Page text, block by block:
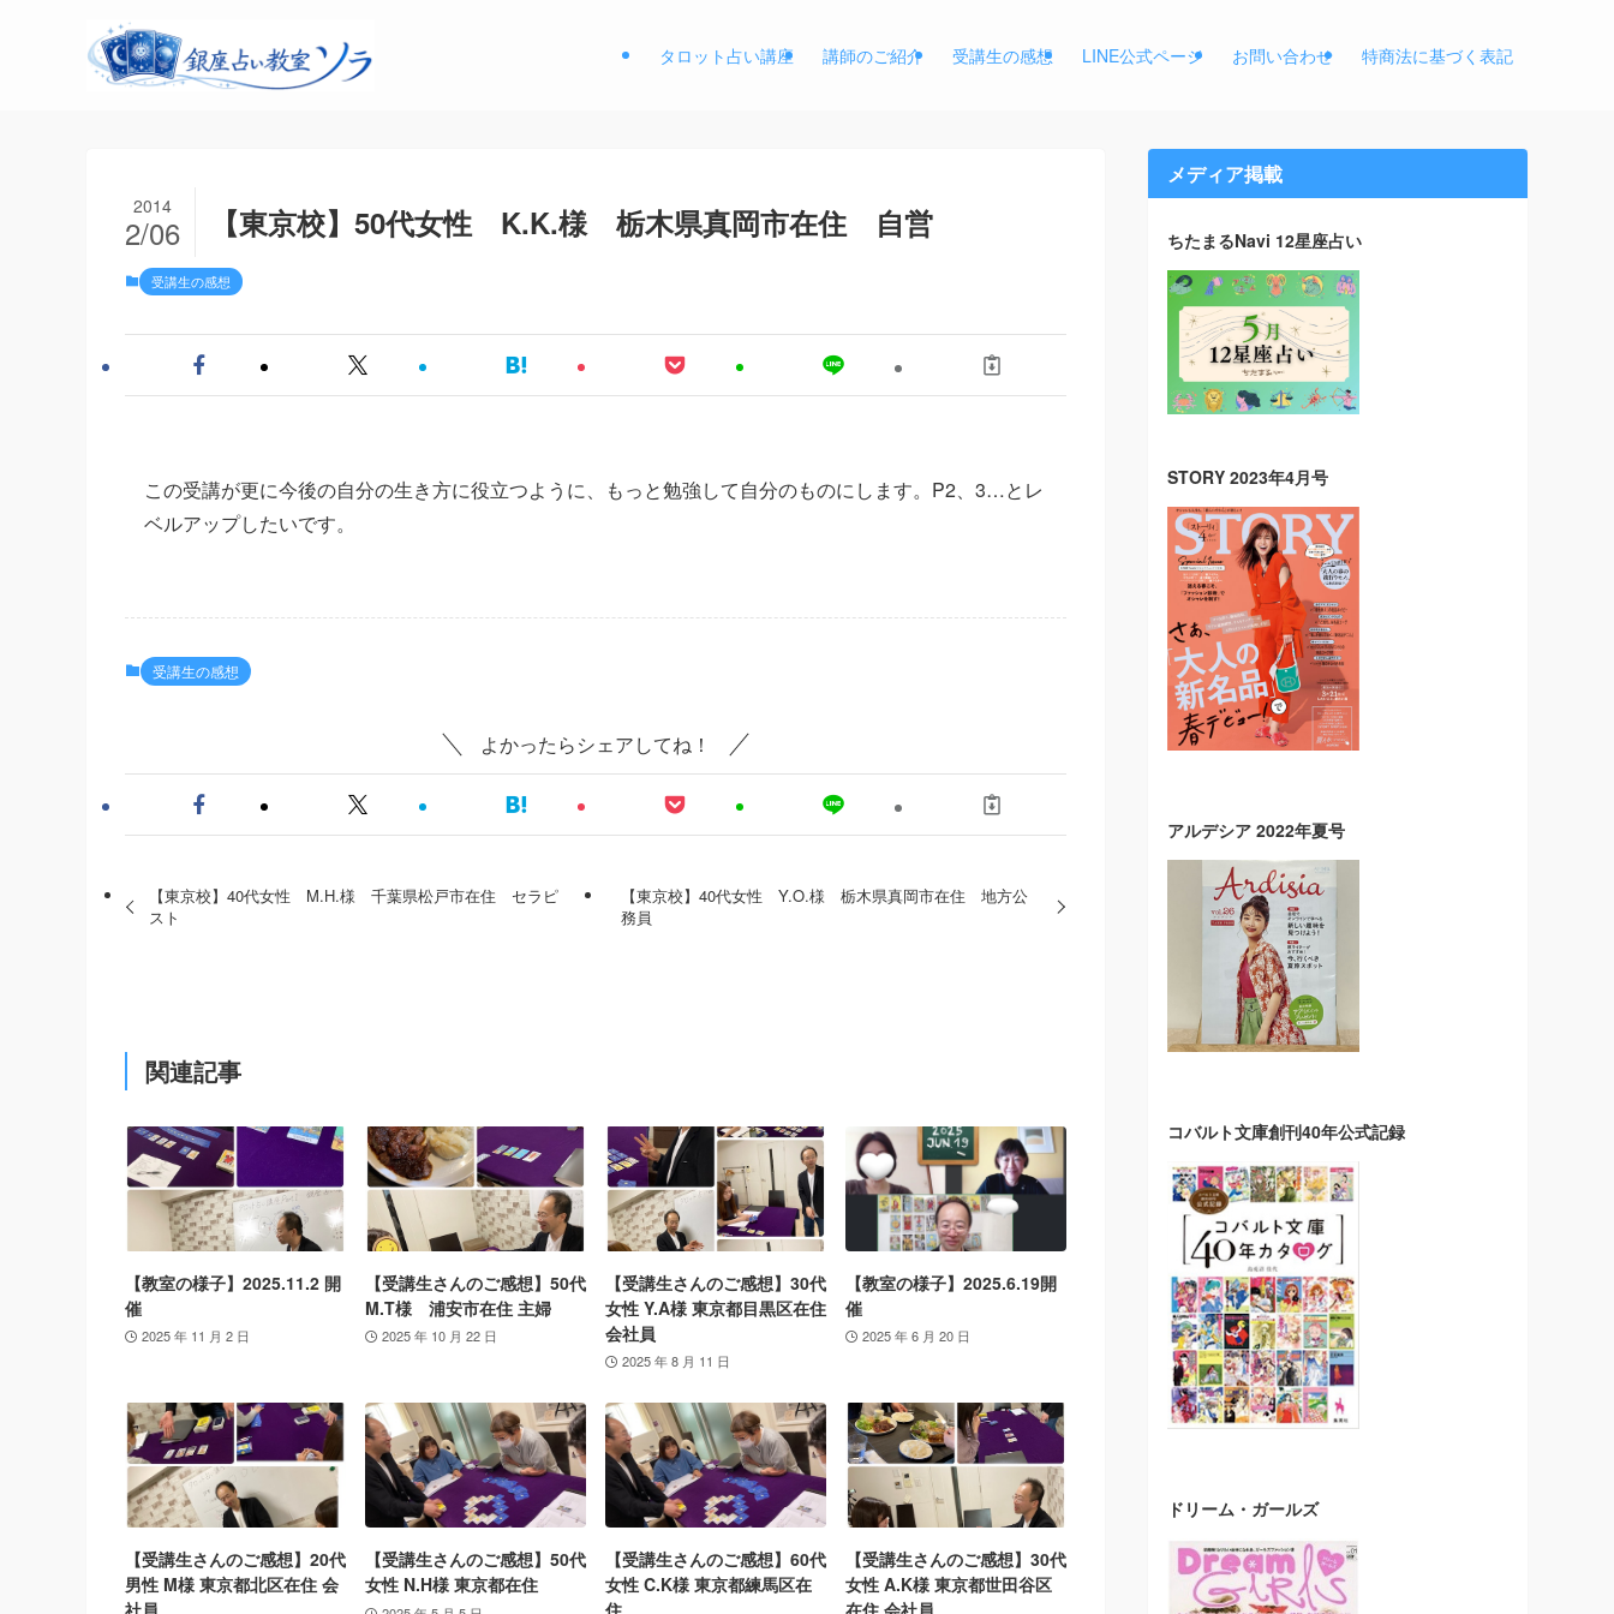
タロット占い講座 講師のご紹介 受講生の感想 LINE公式ページ お問い合わせ 特商法に基づく表記
【東京校】50代女性 K.K.様 栃木県真岡市在住 自営
2014
2/06
受講生の感想
この受講が更に今後の自分の生き方に役立つように、もっと勉強して自分のものにします。P2、3…とレ
ベルアップしたいです。
受講生の感想
よかったらシェアしてね！
【東京校】40代女性 M.H.様 千葉県松戸市在住 セラピ
スト
【東京校】40代女性 Y.O.様 栃木県真岡市在住 地方公
務員
関連記事
【教室の様子】2025.11.2 開
催
2025 年 11 月 2 日
【受講生さんのご感想】50代
M.T様 浦安市在住 主婦
2025 年 10 月 22 日
【受講生さんのご感想】30代
女性 Y.A様 東京都目黒区在住
会社員
2025 年 8 月 11 日
【教室の様子】2025.6.19開
催
2025 年 6 月 20 日
【受講生さんのご感想】20代
男性 M様 東京都北区在住 会
社員
【受講生さんのご感想】50代
女性 N.H様 東京都在住
【受講生さんのご感想】60代
女性 C.K様 東京都練馬区在
住
【受講生さんのご感想】30代
女性 A.K様 東京都世田谷区
在住 会社員
メディア掲載
ちたまるNavi 12星座占い
STORY 2023年4月号
アルデシア 2022年夏号
コバルト文庫創刊40年公式記録
ドリーム・ガールズ